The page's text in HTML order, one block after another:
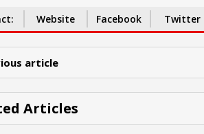
Website Facebook Twitter
article
Articles